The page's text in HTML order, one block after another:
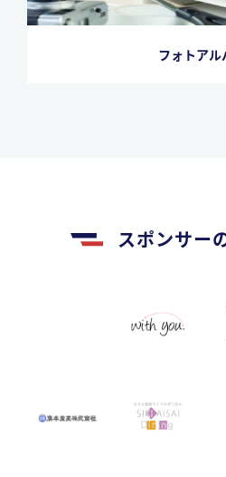
フォトアル
スポンサー